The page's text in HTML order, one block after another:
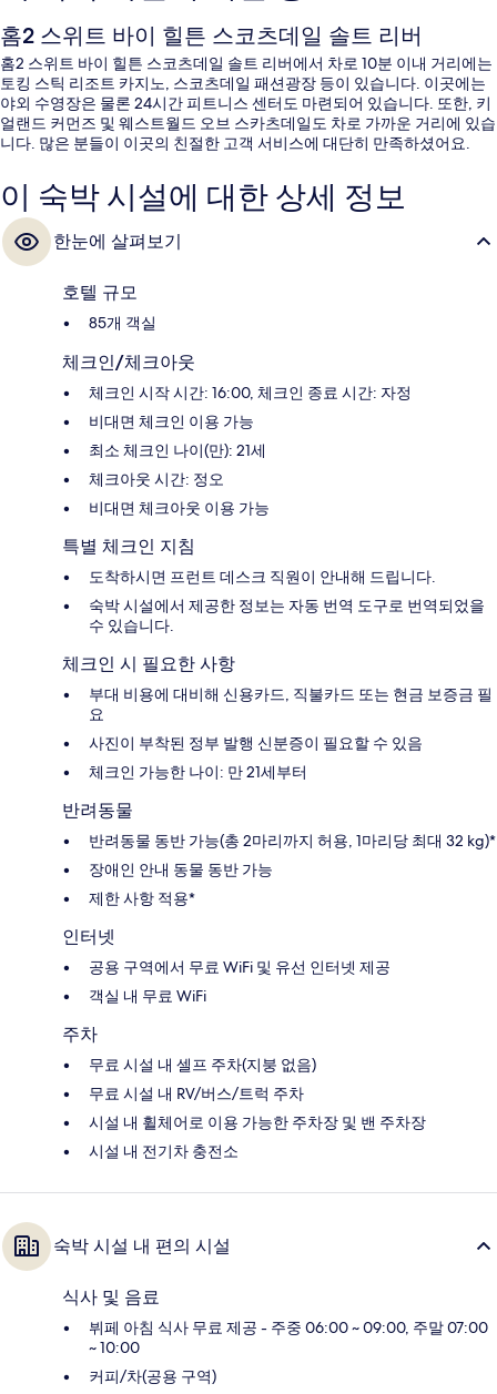
홈2 스위트 바이 힐튼 스코츠데일 솔트 리버
홈2 스위트 바이 힐튼 스코츠데일 솔트 리버에서 차로 10분 이내 거리에는
토킹 스틱 리조트 카지노, 스코츠데일 패션광장 등이 있습니다. 이곳에는
야외 수영장은 물론 24시간 피트니스 센터도 마련되어 있습니다. 또한, 키
얼랜드 커먼즈 및 웨스트월드 오브 스카츠데일도 차로 가까운 거리에 있습
니다. 많은 분들이 이곳의 친절한 고객 서비스에 대단히 만족하셨어요.
이 숙박 시설에 대한 상세 정보
한눈에 살펴보기
호텔 규모
85개 객실
체크인/체크아웃
체크인 시작 시간: 16:00, 체크인 종료 시간: 자정
비대면 체크인 이용 가능
최소 체크인 나이(만): 21세
체크아웃 시간: 정오
비대면 체크아웃 이용 가능
특별 체크인 지침
도착하시면 프런트 데스크 직원이 안내해 드립니다.
숙박 시설에서 제공한 정보는 자동 번역 도구로 번역되었을
수 있습니다.
체크인 시 필요한 사항
부대 비용에 대비해 신용카드, 직불카드 또는 현금 보증금 필
요
사진이 부착된 정부 발행 신분증이 필요할 수 있음
체크인 가능한 나이: 만 21세부터
반려동물
반려동물 동반 가능(총 2마리까지 허용, 1마리당 최대 32 kg)*
장애인 안내 동물 동반 가능
제한 사항 적용*
인터넷
공용 구역에서 무료 WiFi 및 유선 인터넷 제공
객실 내 무료 WiFi
주차
무료 시설 내 셀프 주차(지붕 없음)
무료 시설 내 RV/버스/트럭 주차
시설 내 휠체어로 이용 가능한 주차장 및 밴 주차장
시설 내 전기차 충전소
숙박 시설 내 편의 시설
식사 및 음료
뷔페 아침 식사 무료 제공 - 주중 06:00 ~ 09:00, 주말 07:00
~ 10:00
커피/차(공용 구역)